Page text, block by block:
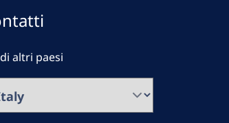
altri paesi